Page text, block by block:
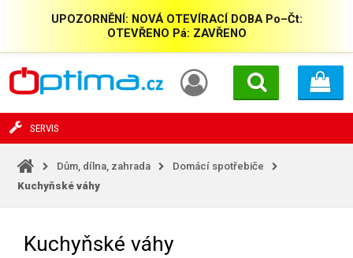
UPOZORNĚNÍ: NOVÁ OTEVÍRACÍ DOBA Po–Čt:
OTEVŘENO Pá: ZAVŘENO
SERVIS
Dům, dílna, zahrada
Domácí spotřebiče
Kuchyňské váhy
Kuchyňské váhy